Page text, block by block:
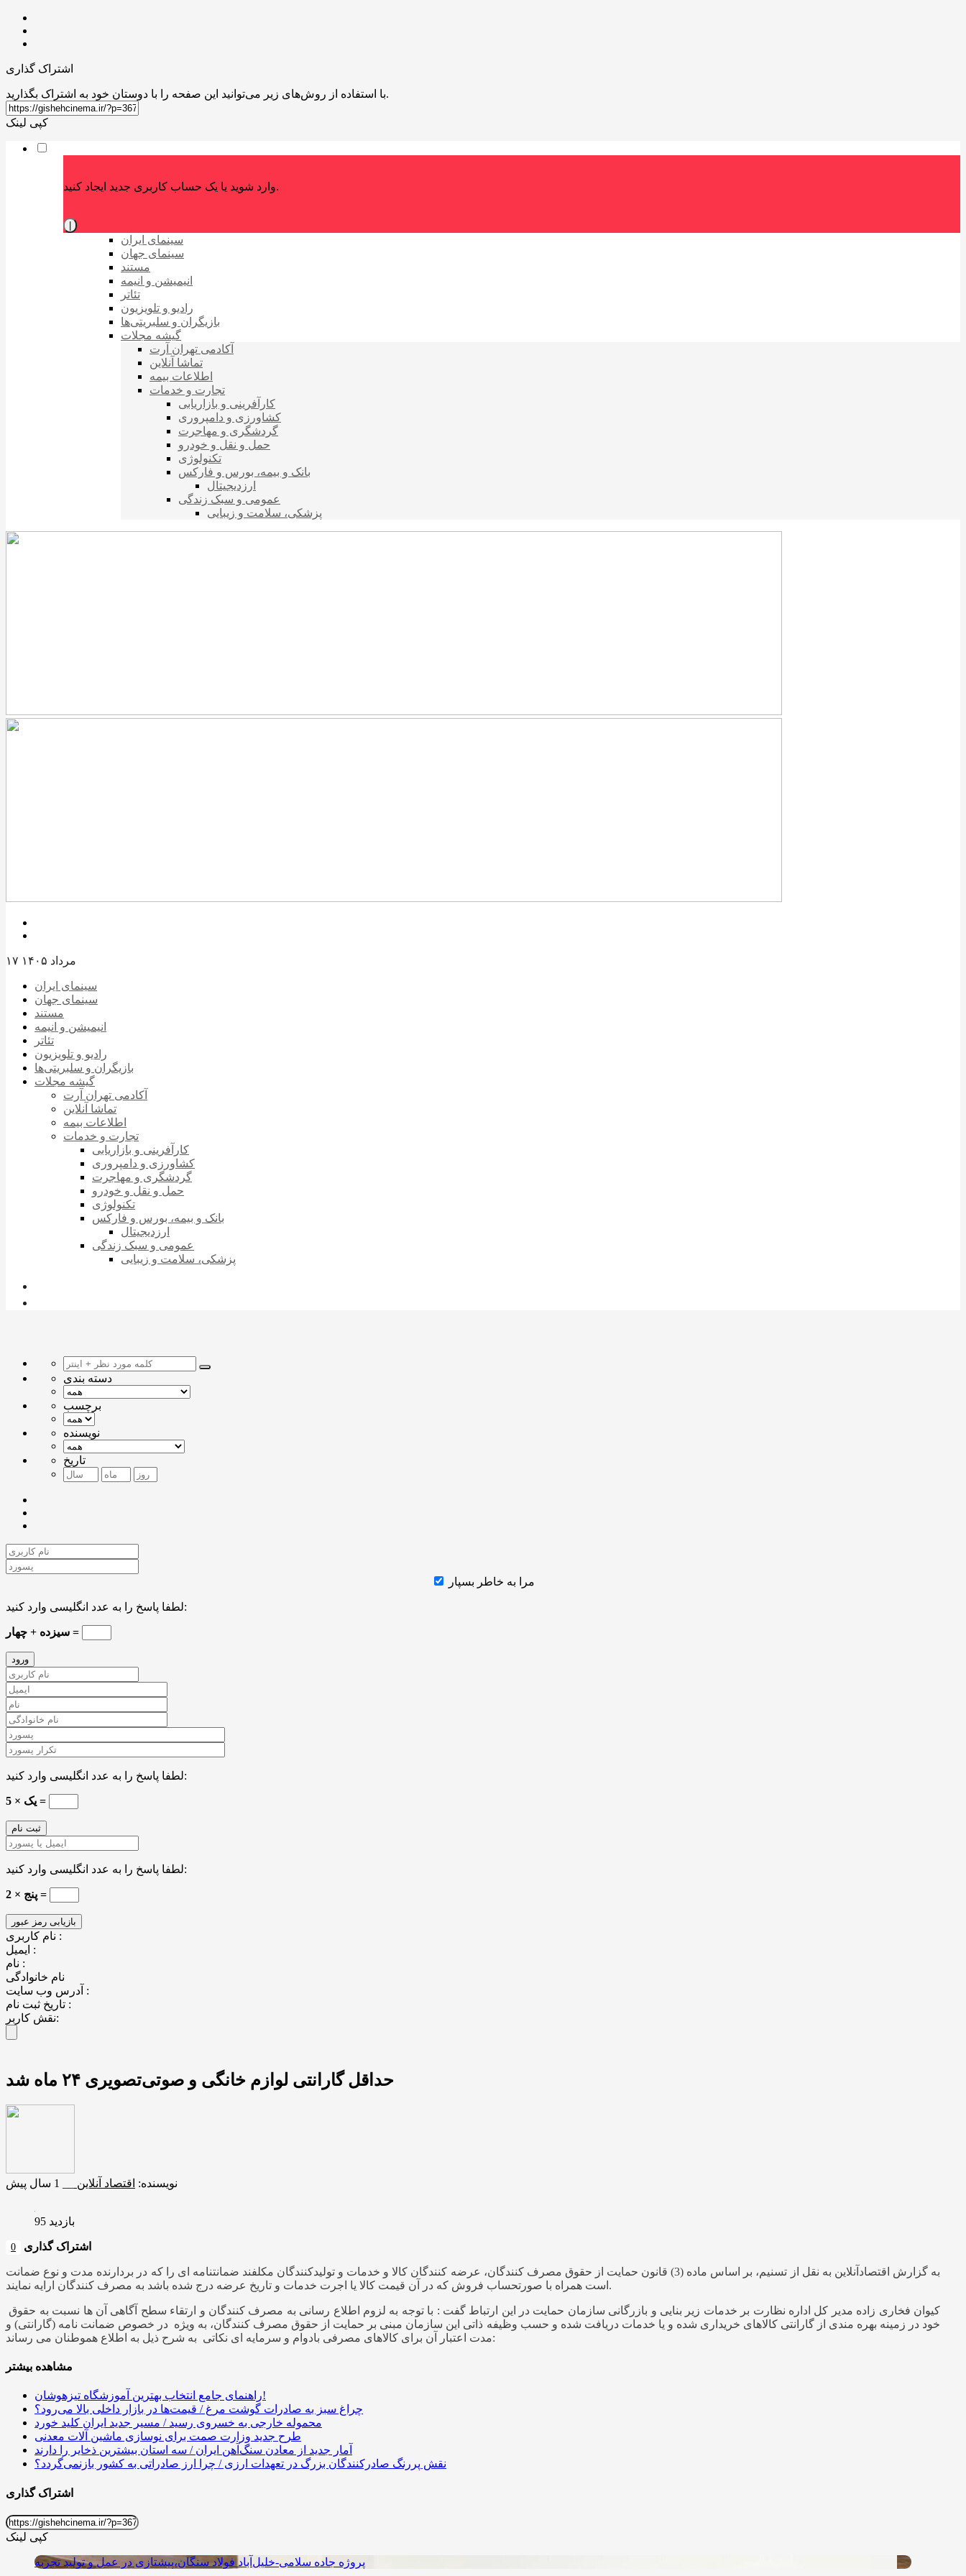
اشتراک گذاری
با استفاده از روش‌های زیر می‌توانید این صفحه را با دوستان خود به اشتراک بگذارید.
کپی لینک
وارد شوید یا یک حساب کاربری جدید ایجاد کنید.
سینمای ایران
سینمای جهان
مستند
انیمیشن و انیمه
تئاتر
رادیو و تلویزیون
بازیگران و سلبریتی‌ها
گیشه مجلات
آکادمی تهران آرت
تماشا آنلاین
اطلاعات بیمه
تجارت و خدمات
کارآفرینی و بازاریابی
کشاورزی و دامپروری
گردشگری و مهاجرت
حمل و نقل و خودرو
تکنولوژی
بانک و بیمه، بورس و فارکس
ارزدیجیتال
عمومی و سبک زندگی
پزشکی، سلامت و زیبایی
۱۷ مرداد ۱۴۰۵
سینمای ایران
سینمای جهان
مستند
انیمیشن و انیمه
تئاتر
رادیو و تلویزیون
بازیگران و سلبریتی‌ها
گیشه مجلات
آکادمی تهران آرت
تماشا آنلاین
اطلاعات بیمه
تجارت و خدمات
کارآفرینی و بازاریابی
کشاورزی و دامپروری
گردشگری و مهاجرت
حمل و نقل و خودرو
تکنولوژی
بانک و بیمه، بورس و فارکس
ارزدیجیتال
عمومی و سبک زندگی
پزشکی، سلامت و زیبایی
دسته بندی
برچسب
نویسنده
تاریخ
مرا به خاطر بسپار
لطفا پاسخ را به عدد انگلیسی وارد کنید:
سیزده + چهار =
لطفا پاسخ را به عدد انگلیسی وارد کنید:
یک × 5 =
لطفا پاسخ را به عدد انگلیسی وارد کنید:
پنج × 2 =
نام کاربری :
ایمیل :
نام :
نام خانوادگی
آدرس وب سایت :
تاریخ ثبت نام :
نقش کاربر:
حداقل گارانتی لوازم خانگی و صوتی‌تصویری ۲۴ ماه شد
نویسنده: اقتصاد آنلاین 1 سال پیش
بازدید 95
اشتراک گذاری 0
به گزارش اقتصادآنلاین به نقل از تسنیم، بر اساس ماده (3) قانون حمایت از حقوق مصرف کنندگان، عرضه کنندگان کالا و خدمات و تولیدکنندگان مکلفند ضمانتنامه ای را که در بردارنده مدت و نوع ضمانت
است همراه با صورتحساب فروش که در آن قیمت کالا یا اجرت خدمات و تاریخ عرضه درج شده باشد به مصرف کنندگان ارایه نمایند.
خود در زمینه بهره مندی از گارانتی کالاهای خریداری شده و یا خدمات دریافت شده و حسب وظیفه ذاتی این سازمان مبنی بر حمایت از حقوق مصرف کنندگان، به ویژه در خصوص ضمانت نامه (گارانتی) و
مدت اعتبار آن برای کالاهای مصرفی بادوام و سرمایه ای نکاتی به شرح ذیل به اطلاع هموطنان می رساند:
مشاهده بیشتر
راهنمای جامع انتخاب بهترین آموزشگاه تیزهوشان!
چراغ سبز به صادرات گوشت مرغ / قیمت‌ها در بازار داخلی بالا می‌رود؟
محموله خارجی به خسروی رسید / مسیر جدید ایران کلید خورد
طرح جدید وزارت صمت برای نوسازی ماشین آلات معدنی
آمار جدید از معادن سنگ‌آهن ایران / سه استان بیشترین ذخایر را دارند
نقش پررنگ صادرکنندگان بزرگ در تعهدات ارزی / چرا ارز صادراتی به کشور بازنمی‌گردد؟
اشتراک گذاری
کپی لینک
پروژه جاده سلامی-خلیل‌آباد فولاد سنگان،پیشتازی در عمل و تولید تجربه